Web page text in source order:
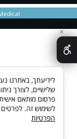
טקסט
✕
שלישיים, לצורך
פרסום מותאם
לשימוש זה. לפרטים
הפרטיות